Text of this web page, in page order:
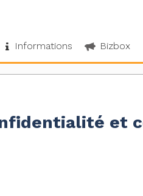
Informations Bizbox
et